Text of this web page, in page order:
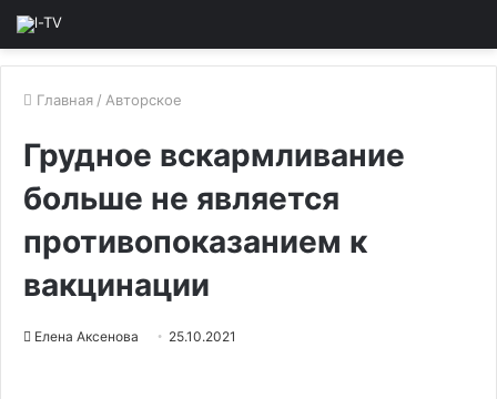
Главная / Авторское
Грудное вскармливание
больше не является
противопоказанием к
вакцинации
Елена Аксенова 25.10.2021